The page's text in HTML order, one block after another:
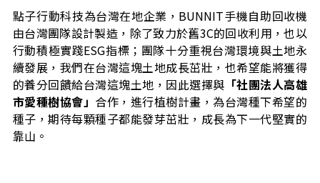
點子行動科技為台灣在地企業 ， BUNNIT手機自助回收機
由台灣團隊設計製造，除了致力於舊3C的回收利用，也以
行動積極實踐ESG指標；團隊十分重視台灣環境與土地永
續發展， 我們在台灣這塊土地成長茁壯，也希望能將獲得
的養分回饋給台灣這塊土地，因此選擇與 「社團法人高雄
市愛種樹協會」 合作 ，進行植樹計畫 ，為台灣種下希望的
種子，期待每顆種子都能發芽茁壯，成長為下一代堅實的
靠山。